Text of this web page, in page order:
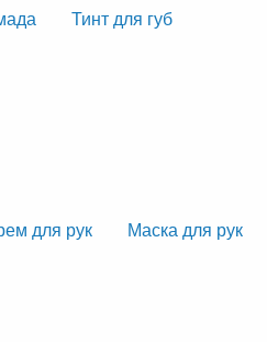
Тинт для губ
для рук
Маска для рук